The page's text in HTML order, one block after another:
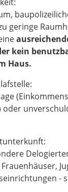
geringe
kein
Haus.
oder
-